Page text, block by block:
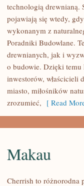
TECHNOLOGIE
KONSTRUKCJE
technologią drewnianą.
pojawiają się wtedy,
wykonanym z
Poradniki Budowlane.
drewnianych, jak i
o budowie. Dzięki
inwestorów, właścicieli
miasto, miłośników
zrozumieć, [ Read
Makau
Cherrish to różnorodna